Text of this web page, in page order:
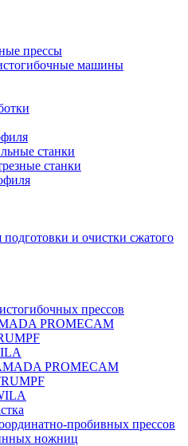
прессы
машины
станки
станки
и очистки сжатого
прессов
PROMECAM
PROMECAM
пробивных прессов
ножниц